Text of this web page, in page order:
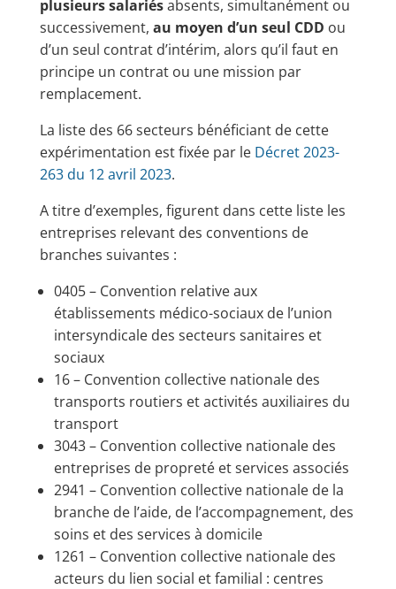
plusieurs salariésabsents, simultanément ou
successivement, au moyen d’un seul CDD ou
d’un seul contrat d’intérim, alors qu’il faut en
principe un contrat ou une mission par
remplacement.
La liste des 66 secteurs bénéficiant de cette
expérimentation est fixée par le Décret 2023-
263 du 12 avril 2023.
A titre d’exemples, figurent dans cette liste les
entreprises relevant des conventions de
branches suivantes :
0405 – Convention relative aux
établissements médico-sociaux de l’union
intersyndicale des secteurs sanitaires et
sociaux
16 – Convention collective nationale des
transports routiers et activités auxiliaires du
transport
3043 – Convention collective nationale des
entreprises de propreté et services associés
2941 – Convention collective nationale de la
branche de l’aide, de l’accompagnement, des
soins et des services à domicile
1261 – Convention collective nationale des
acteurs du lien social et familial : centres